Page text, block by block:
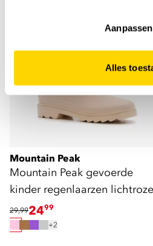
website niet optimaal functioneert.
Aanpassen
Alles
Mountain Peak
Mountain Peak gevoerde
kinder regenlaarzen lichtroze
29,992499
+2